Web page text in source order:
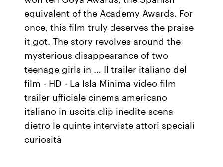
equivalent of the Academy Awards. For
once, this film truly deserves the praise
it got. The story revolves around the
mysterious disappearance of two
teenage girls in … Il trailer italiano del
film - HD - La Isla Minima video film
trailer ufficiale cinema americano
italiano in uscita clip inedite scena
dietro le quinte interviste attori speciali
curiosità